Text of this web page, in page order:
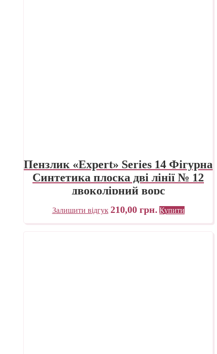
Пензлик «Expert» Series 14 Фігурна
Синтетика плоска дві лінії № 12
двоколірний ворс
Залишити відгук 210,00 грн. Купити